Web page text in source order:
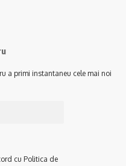
a primi instantaneu cele mai noi
cu Politica de